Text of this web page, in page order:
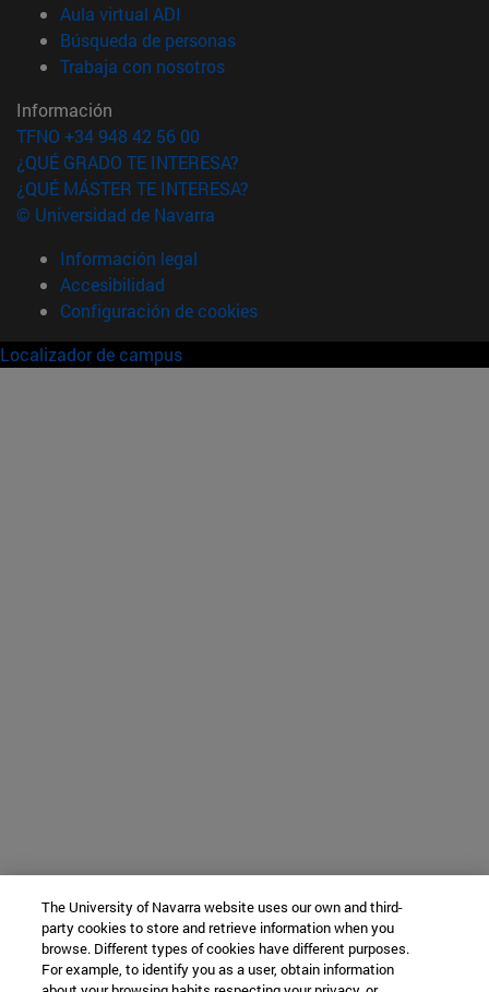
Aula virtual ADI
Búsqueda de personas(abre en nueva ventana)
Trabaja con nosotros(abre en nueva ventana)
Información
TFNO +34 948 42 56 00
¿QUÉ GRADO TE INTERESA?
¿QUÉ MÁSTER TE INTERESA?
© Universidad de Navarra
Información legal
Accesibilidad
Configuración de cookies
Localizador de campus
The University of Navarra website uses our own and third-
party cookies to store and retrieve information when you
browse. Different types of cookies have different purposes.
For example, to identify you as a user, obtain information